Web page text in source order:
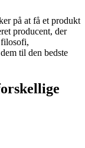
på at få et produkt
producent, der
filosofi,
til den bedste